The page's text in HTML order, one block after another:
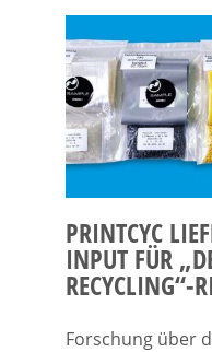
PRINTCYC
INPUT FÜR
RECYCLING“-
Forschung über